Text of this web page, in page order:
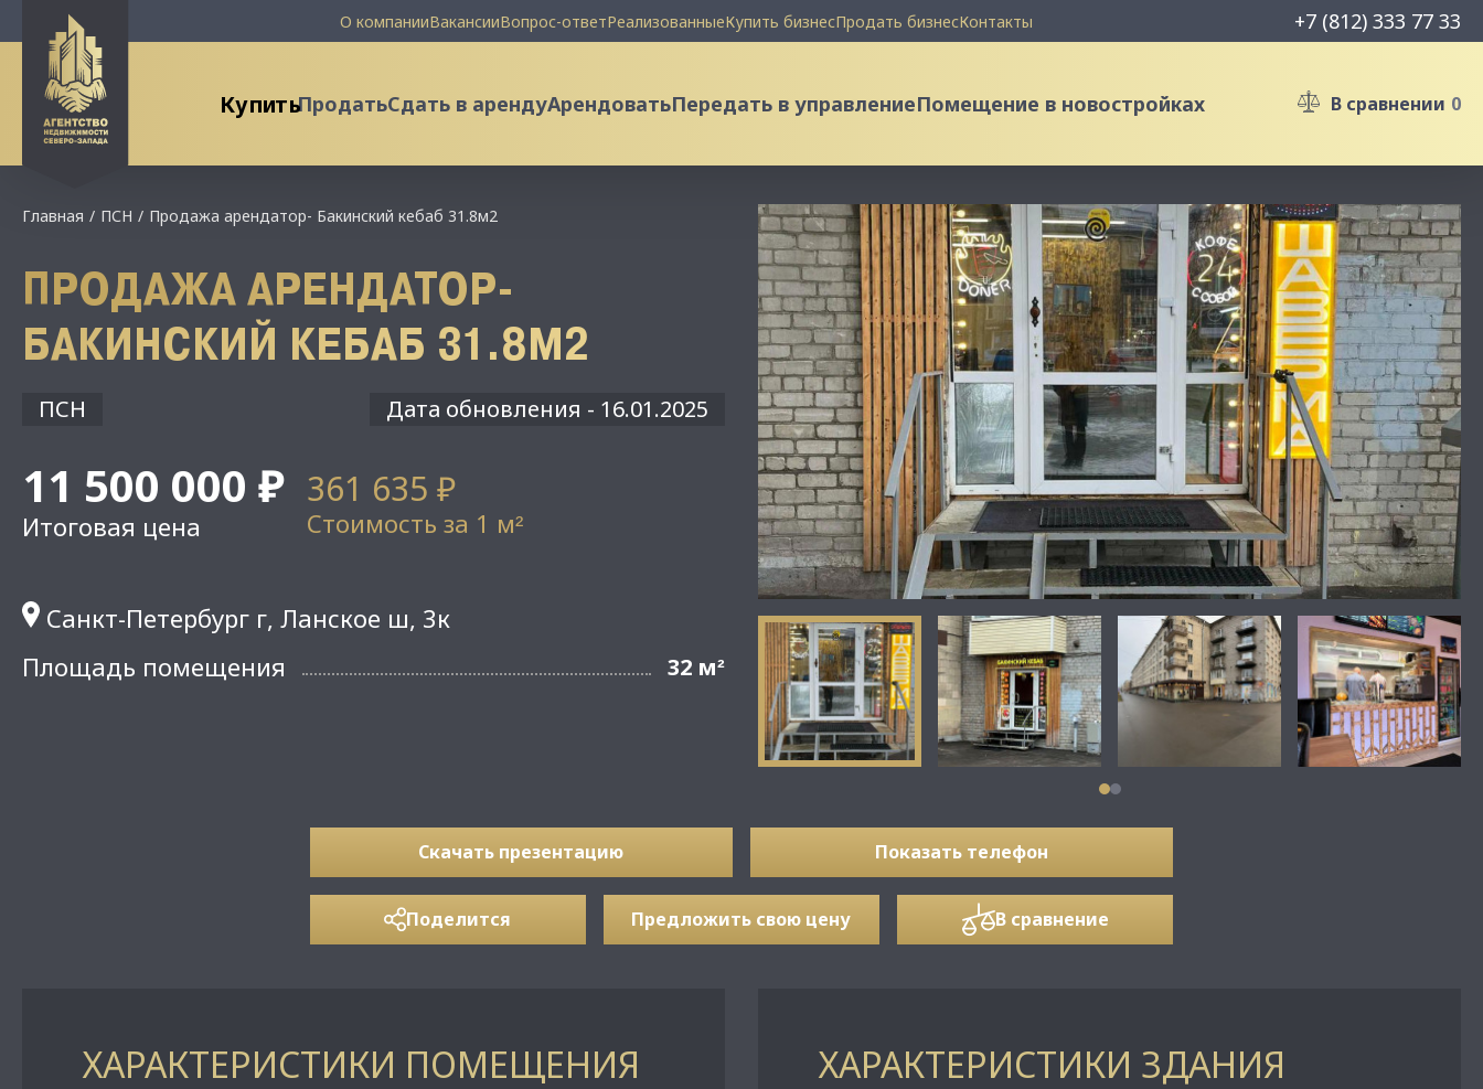
О компанииВакансииВопрос-ответРеализованныеКупить бизнесПродать бизнесКонтакты +7 (812) 333 77 33
КупитьПродатьСдать в арендуАрендоватьПередать в управлениеПомещение в новостройках В сравнении 0
Главная ПСН Продажа арендатор- Бакинский кебаб 31.8м2
ПРОДАЖА АРЕНДАТОР-
БАКИНСКИЙ КЕБАБ 31.8М2
ПСН Дата обновления - 16.01.2025
11 500 000 ₽
Итоговая цена
361 635 ₽
Стоимость за 1 м²
Санкт-Петербург г, Ланское ш, 3к
Площадь помещения
32 м²
Скачать презентацию Показать телефон
Поделится Предложить свою цену В сравнение
ХАРАКТЕРИСТИКИ ПОМЕЩЕНИЯ ХАРАКТЕРИСТИКИ ЗДАНИЯ